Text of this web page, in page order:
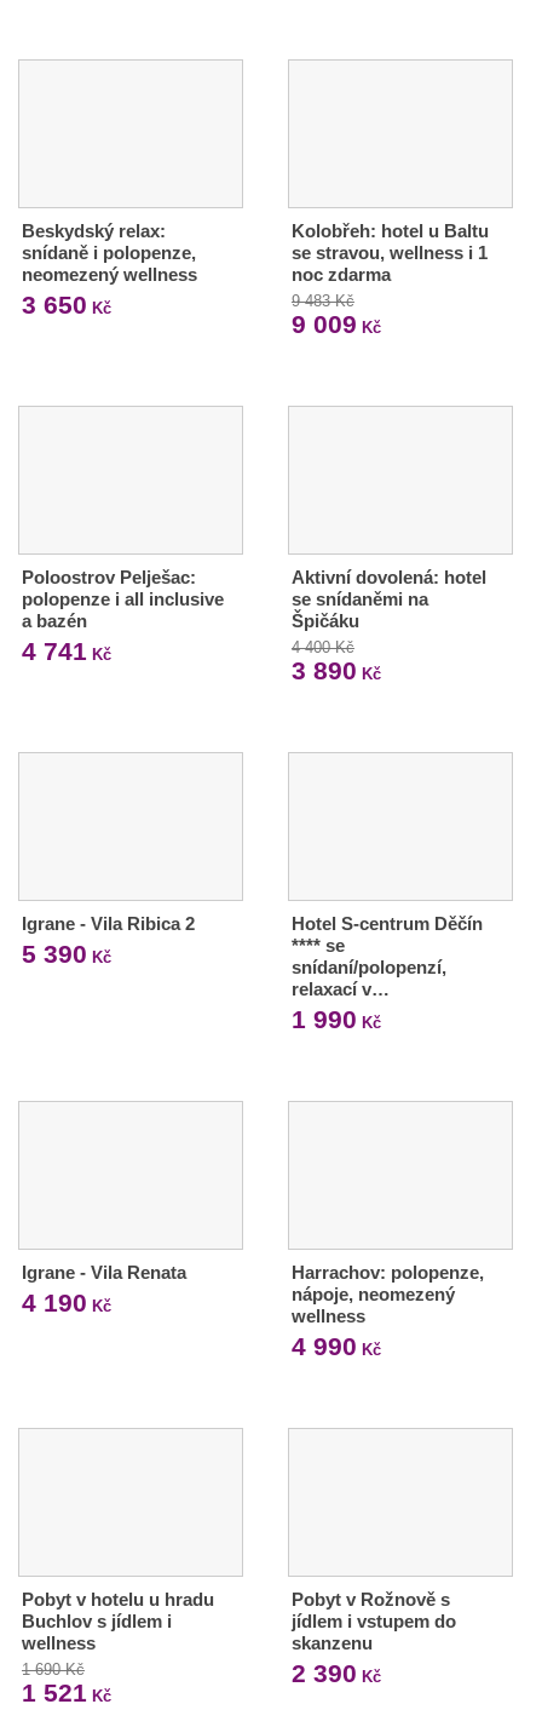
Beskydský relax:
snídaně i polopenze,
neomezený wellness
3 650 Kč
Kolobřeh: hotel u Baltu
se stravou, wellness i 1
noc zdarma
9 483 Kč
9 009 Kč
Poloostrov Pelješac:
polopenze i all inclusive
a bazén
4 741 Kč
Aktivní dovolená: hotel
se snídaněmi na
Špičáku
4 400 Kč
3 890 Kč
Igrane - Vila Ribica 2
5 390 Kč
Hotel S-centrum Děčín
**** se
snídaní/polopenzí,
relaxací v…
1 990 Kč
Igrane - Vila Renata
4 190 Kč
Harrachov: polopenze,
nápoje, neomezený
wellness
4 990 Kč
Pobyt v hotelu u hradu
Buchlov s jídlem i
wellness
1 690 Kč
1 521 Kč
Pobyt v Rožnově s
jídlem i vstupem do
skanzenu
2 390 Kč